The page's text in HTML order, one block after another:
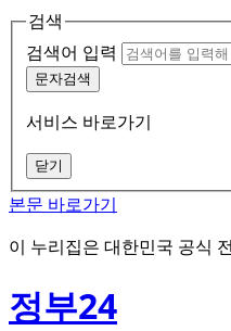
검색
검색어 입력
문자검색
서비스 바로가기
닫기
본문 바로가기
이 누리집은 대한민국 공식
정부24